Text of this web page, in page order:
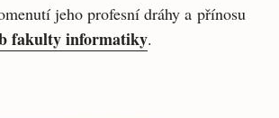
jeho profesní dráhy a přínosu
fakulty informatiky.